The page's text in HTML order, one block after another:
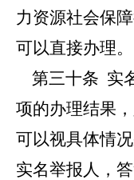
力资源社会保
可以直接办理。
第三十条 实
项的办理结果
可以视具体情
实名举报人，